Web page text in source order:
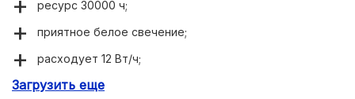
ресурс 30000 ч;
приятное белое свечение;
расходует 12 Вт/ч;
яркость, эквивалентная нити накаливания с
Загрузить еще